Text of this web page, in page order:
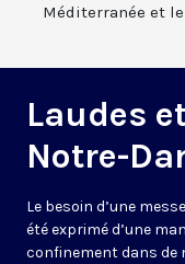
Méditerranée et
Laudes
Notre-
Le besoin d’une
été exprimé d’une
confinement dans de